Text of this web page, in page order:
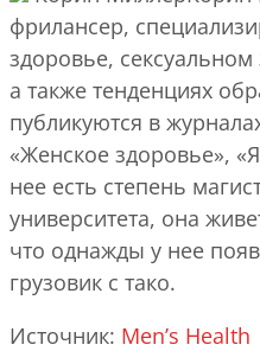
фрилансер,
здоровье,
а также тенденциях
публикуются в
«Женское здоровье»,
нее есть степень
университета, она
что однажды у нее
грузовик с тако.
Источник: Men’s Health